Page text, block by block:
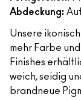
Abdeckung:
Unsere
mehr Farbe
Finishes
weich, seidig
brandneue